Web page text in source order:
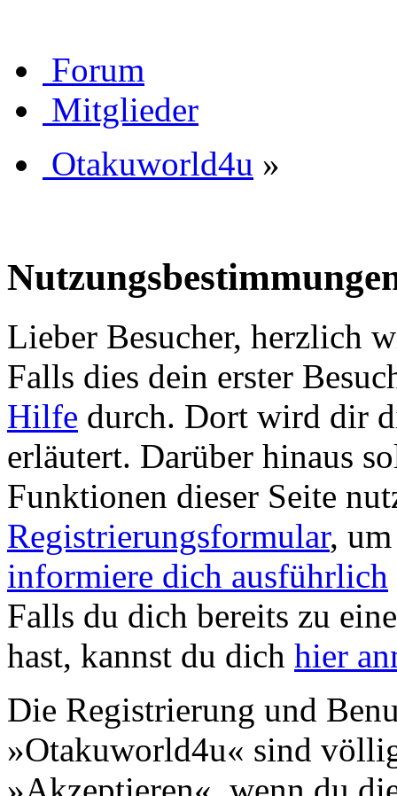
Forum
Mitglieder
Otakuworld4u »
Lieber Besucher, herzlich
Falls dies dein erster
Hilfe durch. Dort wird dir
erläutert. Darüber hinaus
Funktionen dieser Seite
Registrierungsformular,
informiere dich ausführlich
Falls du dich bereits zu
hast, kannst du dich hier
Die Registrierung und
»Otakuworld4u« sind